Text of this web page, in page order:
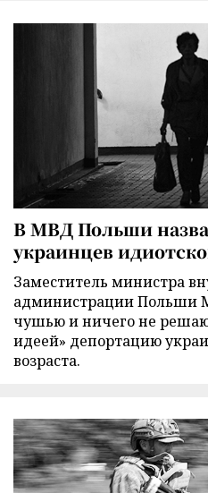
В МВД Польши
украинцев
Заместитель министра
администрации Польши
чушью и ничего не
идеей» депортацию
возраста.